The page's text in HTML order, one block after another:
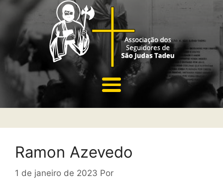
Ramon Azevedo
1 de janeiro de 2023 Por